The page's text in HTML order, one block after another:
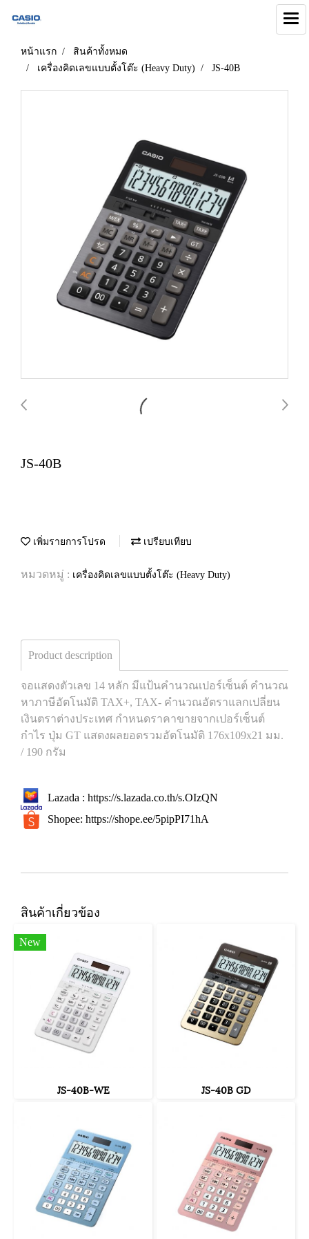
หน้าแรก
สินค้าทั้งหมด
เครื่องคิดเลขแบบตั้งโต๊ะ (Heavy Duty)
JS-40B
JS-40B
เพิ่มรายการโปรด เปรียบเทียบ
หมวดหมู่ : เครื่องคิดเลขแบบตั้งโต๊ะ (Heavy Duty)
Product description
จอแสดงตัวเลข 14 หลัก มีแป้นคำนวณเปอร์เซ็นต์ คำนวณ
หาภาษีอัตโนมัติ TAX+, TAX- คำนวณอัตราแลกเปลี่ยน
เงินตราต่างประเทศ กำหนดราคาขายจากเปอร์เซ็นต์
กำไร ปุ่ม GT แสดงผลยอดรวมอัตโนมัติ 176x109x21 มม.
/ 190 กรัม
Lazada : https://s.lazada.co.th/s.OIzQN
Shopee: https://shope.ee/5pipPI71hA
สินค้าเกี่ยวข้อง
New
JS-40B-WE JS-40B GD